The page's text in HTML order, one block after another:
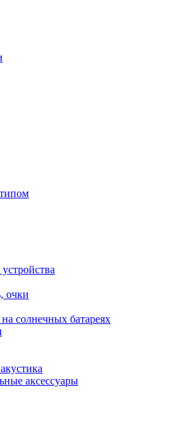
очки
солнечных батареях
аксессуары